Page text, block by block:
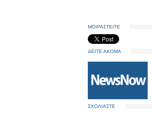
ΜΟΙΡΑΣΤΕΙΤΕ
ΔΕΙΤΕ ΑΚΟΜΑ
ΣΧΟΛΙΑΣΤΕ